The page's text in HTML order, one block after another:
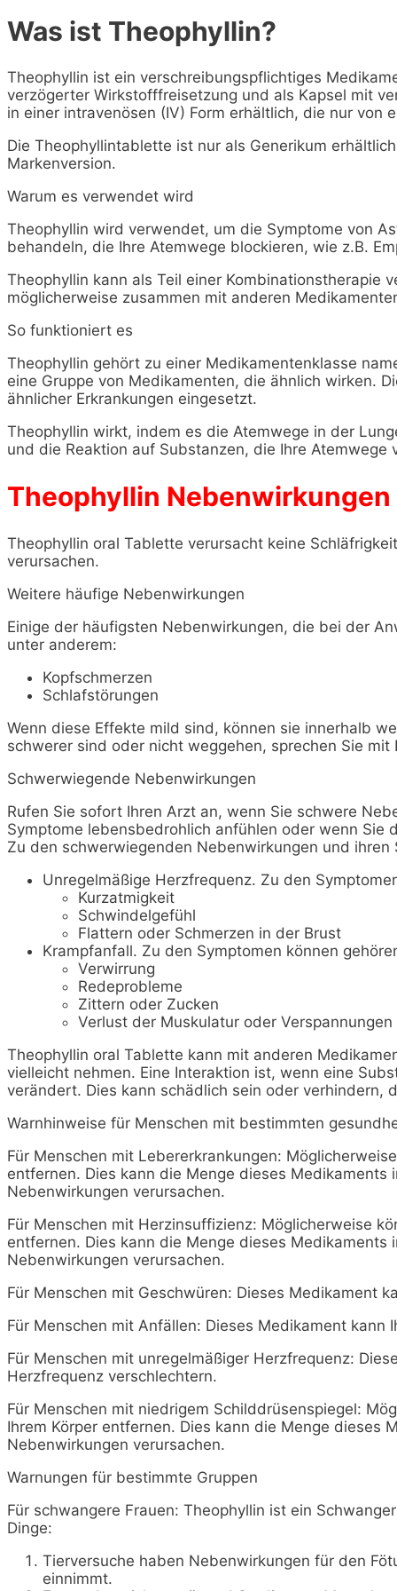
Was ist Theophyllin?
Theophyllin ist ein verschreibungspflichtiges
verzögerter Wirkstofffreisetzung und als Kapsel mit
in einer intravenösen (IV) Form erhältlich, die nur von
Die Theophyllintablette ist nur als Generikum
Markenversion.
Warum es verwendet wird
Theophyllin wird verwendet, um die Symptome von
behandeln, die Ihre Atemwege blockieren, wie z.B.
Theophyllin kann als Teil einer Kombinationstherapie
möglicherweise zusammen mit anderen
So funktioniert es
Theophyllin gehört zu einer Medikamentenklasse
eine Gruppe von Medikamenten, die ähnlich wirken.
ähnlicher Erkrankungen eingesetzt.
Theophyllin wirkt, indem es die Atemwege in der
und die Reaktion auf Substanzen, die Ihre
Theophyllin Nebenwirkungen
Theophyllin oral Tablette verursacht keine
verursachen.
Weitere häufige Nebenwirkungen
Einige der häufigsten Nebenwirkungen, die bei der
unter anderem:
Kopfschmerzen
Schlafstörungen
Wenn diese Effekte mild sind, können sie innerhalb
schwerer sind oder nicht weggehen, sprechen Sie mit
Schwerwiegende Nebenwirkungen
Rufen Sie sofort Ihren Arzt an, wenn Sie schwere
Symptome lebensbedrohlich anfühlen oder wenn Sie
Zu den schwerwiegenden Nebenwirkungen und
Unregelmäßige Herzfrequenz. Zu den
Kurzatmigkeit
Schwindelgefühl
Flattern oder Schmerzen in der Brust
Krampfanfall. Zu den Symptomen können
Verwirrung
Redeprobleme
Zittern oder Zucken
Verlust der Muskulatur oder
Theophyllin oral Tablette kann mit anderen
vielleicht nehmen. Eine Interaktion ist, wenn eine
verändert. Dies kann schädlich sein oder verhindern,
Warnhinweise für Menschen mit bestimmten
Für Menschen mit Lebererkrankungen:
entfernen. Dies kann die Menge dieses Medikaments
Nebenwirkungen verursachen.
Für Menschen mit Herzinsuffizienz: Möglicherweise
entfernen. Dies kann die Menge dieses Medikaments
Nebenwirkungen verursachen.
Für Menschen mit Geschwüren: Dieses Medikament
Für Menschen mit Anfällen: Dieses Medikament kann
Für Menschen mit unregelmäßiger Herzfrequenz:
Herzfrequenz verschlechtern.
Für Menschen mit niedrigem Schilddrüsenspiegel:
Ihrem Körper entfernen. Dies kann die Menge dieses
Nebenwirkungen verursachen.
Warnungen für bestimmte Gruppen
Für schwangere Frauen: Theophyllin ist ein
Dinge:
Tierversuche haben Nebenwirkungen für den
einnimmt.